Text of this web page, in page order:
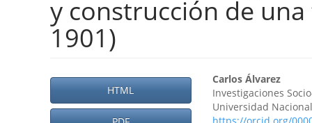
y construcción de
1901)
Barra
lateral
HTML
Contenido
principal
Carlos Álvarez
Investigaciones
Universidad